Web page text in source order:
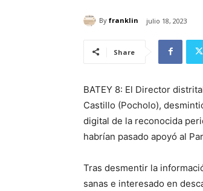
By franklin julio 18, 2023
Share
BATEY 8: El Director
Castillo (Pocholo),
digital de la reconocida
habrían pasado apoyó al
Tras desmentir la
sanas e interesado en